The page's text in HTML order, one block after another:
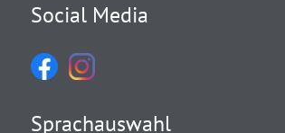
Social Media
Sprachauswahl